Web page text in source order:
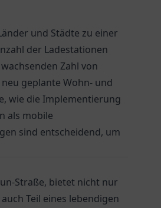
und Städte zu einer
der Ladestationen
Zahl von
geplante Wohn- und
wie die Implementierung
als mobile
sind entscheidend, um
Straße, bietet nicht nur
Teil eines lebendigen